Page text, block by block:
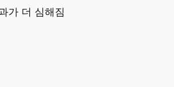
가 더 심해짐